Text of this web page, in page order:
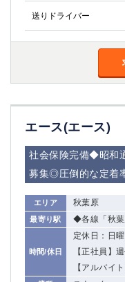
送りドライバー
エース(エース)
社会保険完備◆昭和
募集◎圧倒的な定着
エリア 秋葉原
最寄り駅 ◆各線「秋葉
時間/休日
定休日：
【正社員】
【アルバイ